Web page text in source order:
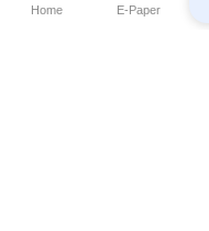
Home E-Paper